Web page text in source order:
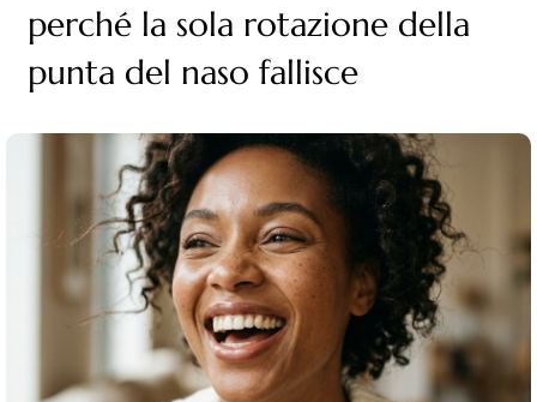
perché la sola rotazione della
punta del naso fallisce